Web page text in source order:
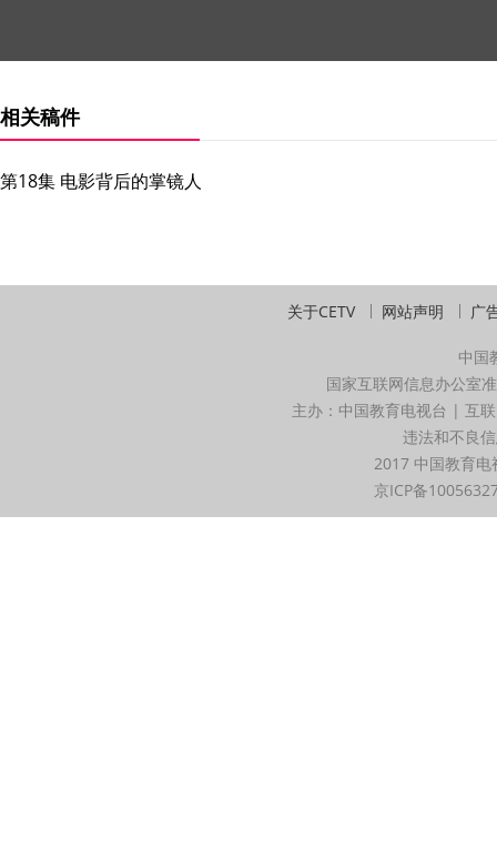
相关稿件
第18集 电影背后的掌镜人
关于CETV 网站声明 广
中国
国家互联网信息办公室
主办：中国教育电视台 | 互
违法和不良
2017 中国教育
京ICP备